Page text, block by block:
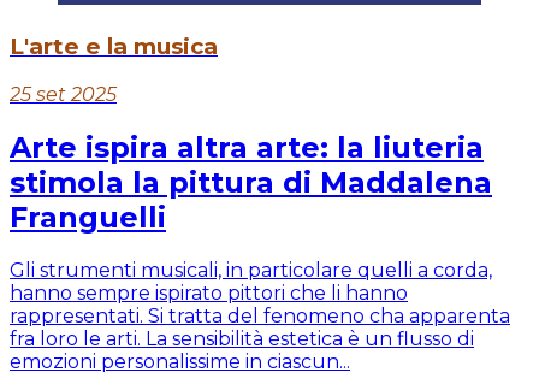
L'arte e la musica
25 set 2025
Arte ispira altra arte: la liuteria
stimola la pittura di Maddalena
Franguelli
Gli strumenti musicali, in particolare quelli a corda,
hanno sempre ispirato pittori che li hanno
rappresentati. Si tratta del fenomeno cha apparenta
fra loro le arti. La sensibilità estetica è un flusso di
emozioni personalissime in ciascun...